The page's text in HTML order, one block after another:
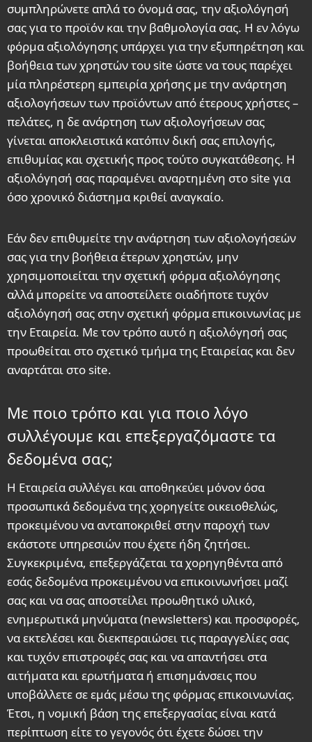
συμπληρώνετε απλά το όνομά σας, την αξιολόγησή
σας για το προϊόν και την βαθμολογία σας. Η εν λόγω
φόρμα αξιολόγησης υπάρχει για την εξυπηρέτηση και
βοήθεια των χρηστών του site ώστε να τους παρέχει
μία πληρέστερη εμπειρία χρήσης με την ανάρτηση
αξιολογήσεων των προϊόντων από έτερους χρήστες –
πελάτες, η δε ανάρτηση των αξιολογήσεων σας
γίνεται αποκλειστικά κατόπιν δική σας επιλογής,
επιθυμίας και σχετικής προς τούτο συγκατάθεσης. Η
αξιολόγησή σας παραμένει αναρτημένη στο site για
όσο χρονικό διάστημα κριθεί αναγκαίο.
Εάν δεν επιθυμείτε την ανάρτηση των αξιολογήσεών
σας για την βοήθεια έτερων χρηστών, μην
χρησιμοποιείται την σχετική φόρμα αξιολόγησης
αλλά μπορείτε να αποστείλετε οιαδήποτε τυχόν
αξιολόγησή σας στην σχετική φόρμα επικοινωνίας με
την Εταιρεία. Με τον τρόπο αυτό η αξιολόγησή σας
προωθείται στο σχετικό τμήμα της Εταιρείας και δεν
αναρτάται στο site.
Με ποιο τρόπο και για ποιο λόγο
συλλέγουμε και επεξεργαζόμαστε τα
δεδομένα σας;
Η Εταιρεία συλλέγει και αποθηκεύει μόνον όσα
προσωπικά δεδομένα της χορηγείτε οικειοθελώς,
προκειμένου να ανταποκριθεί στην παροχή των
εκάστοτε υπηρεσιών που έχετε ήδη ζητήσει.
Συγκεκριμένα, επεξεργάζεται τα χορηγηθέντα από
εσάς δεδομένα προκειμένου να επικοινωνήσει μαζί
σας και να σας αποστείλει προωθητικό υλικό,
ενημερωτικά μηνύματα (newsletters) και προσφορές,
να εκτελέσει και διεκπεραιώσει τις παραγγελίες σας
και τυχόν επιστροφές σας και να απαντήσει στα
αιτήματα και ερωτήματα ή επισημάνσεις που
υποβάλλετε σε εμάς μέσω της φόρμας επικοινωνίας.
Έτσι, η νομική βάση της επεξεργασίας είναι κατά
περίπτωση είτε το γεγονός ότι έχετε δώσει την